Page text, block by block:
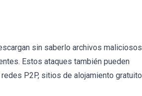
sin saberlo archivos maliciosos
Estos ataques también pueden
P2P, sitios de alojamiento gratuito